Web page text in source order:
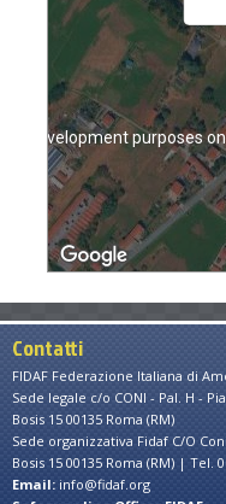
For development purposes
Contatti
FIDAF Federazione Italiana di
Sede legale c/o CONI - Pal. H -
Bosis 15 00135 Roma (RM)
Sede organizzativa Fidaf C/O
Bosis 15 00135 Roma (RM) | Tel.
Email: info@fidaf.org